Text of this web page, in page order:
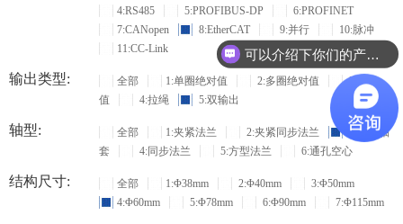
4:RS485
5:PROFIBUS-DP
6:PROFINET
7:CANopen
8:EtherCAT 9:并行
10:脉冲
11:CC-Link
输出类型: 全部 1:单圈绝对值 2:多圈绝对值
3:增量
值
4:拉绳 5:双输出
轴型: 全部 1:夹紧法兰 2:夹紧同步法兰
3:盲孔轴
套
4:同步法兰 5:方型法兰 6:通孔空心
结构尺寸: 全部 1:Φ38mm 2:Φ40mm
3:Φ50mm
4:Φ60mm
5:Φ78mm 6:Φ90mm 7:Φ115mm
可以介绍下你们的产品么？